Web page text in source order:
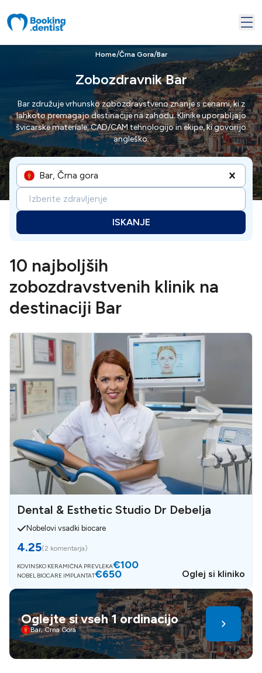
Home/Črna Gora/Bar
Zobozdravnik Bar
Bar združuje vrhunsko zobozdravstveno znanje s cenami, ki z
lahkoto premagajo destinacije na zahodu. Klinike uporabljajo
švicarske materiale, CAD/CAM tehnologijo in ekipe, ki govorijo
angleško.
Bar, Črna gora
Izberite zdravljenje
ISKANJE
10 najboljših
zobozdravstvenih klinik na
destinaciji Bar
Dental & Esthetic Studio Dr Debelja
Nobelovi vsadki biocare
4.25(2 komentarja)
KOVINSKO KERAMIČNA PREVLEKA€100
NOBEL BIOCARE IMPLANTAT€650 Oglej si kliniko
Oglejte si vseh 1 ordinacijo
Bar, Crna Gora